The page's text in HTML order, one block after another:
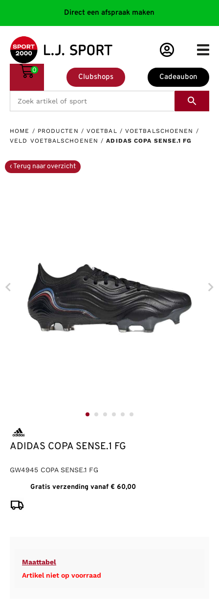
Direct een afspraak maken
Cadeaubon
Clubshops
0
HOME / PRODUCTEN / VOETBAL / VOETBALSCHOENEN /
VELD VOETBALSCHOENEN /ADIDAS COPA SENSE.1 FG
ADIDAS COPA SENSE.1 FG
GW4945 COPA SENSE.1 FG
Gratis verzending vanaf € 60,00
Maattabel
Artikel niet op voorraad